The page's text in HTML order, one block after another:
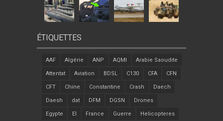
ÉTIQUETTES
AAF Algérie ANP AQMI Arabie Saoudite
Attentat Aviation BDSL C130 CFA CFN
CFT Chine Constantine Crash Daech
Daesh dat DFM DGSN Drones
Egypte EI France Guerre Helicopteres